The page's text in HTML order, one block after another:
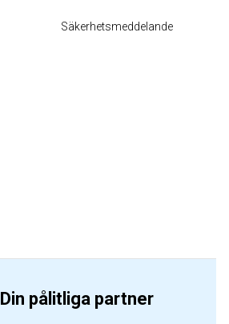
Säkerhetsmeddelande
Din pålitliga partner